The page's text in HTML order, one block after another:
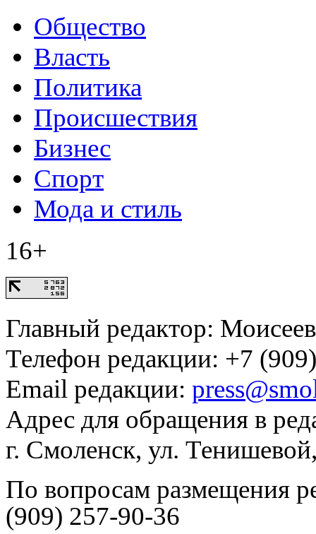
Общество
Власть
Политика
Происшествия
Бизнес
Спорт
Мода и стиль
16+
Главный редактор:
Телефон редакции: +7
Email редакции:
Адрес для обращения в
г. Смоленск, ул.
По вопросам размещения
(909) 257-90-36